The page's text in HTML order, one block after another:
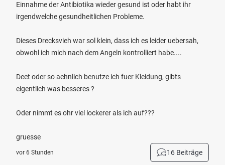
Einnahme der Antibiotika wieder gesund ist oder habt ihr
irgendwelche gesundheitlichen Probleme.
Dieses Drecksvieh war sol klein, dass ich es leider uebersah,
obwohl ich mich nach dem Angeln kontrolliert habe....
Deet oder so aehnlich benutze ich fuer Kleidung, gibts
eigentlich was besseres ?
Oder nimmt es ohr viel lockerer als ich auf???
gruesse
vor 6 Stunden 16 Beiträge